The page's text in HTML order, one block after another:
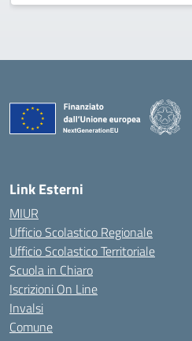
Link Esterni
MIUR
Ufficio Scolastico Regionale
Ufficio Scolastico Territoriale
Scuola in Chiaro
Iscrizioni On Line
Invalsi
Comune